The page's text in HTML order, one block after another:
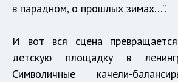
в парадном, о прошлых зимах…”.
И вот вся сцена
детскую площадку в
Символичные качели-